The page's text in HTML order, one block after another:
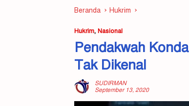
Beranda Hukrim
Hukrim, Nasional
Pendakwah
Tak Dikenal
SUDIRMAN
September 13, 2020